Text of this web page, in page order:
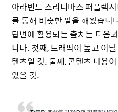
아라빈드 스리니바스 퍼플렉
를 통해 비슷한 말을 해왔습니
답변에 활용되는 출처는 다음
니다. 첫째, 트래픽이 높고 이
텐츠일 것. 둘째, 콘텐츠 내용
있을 것.